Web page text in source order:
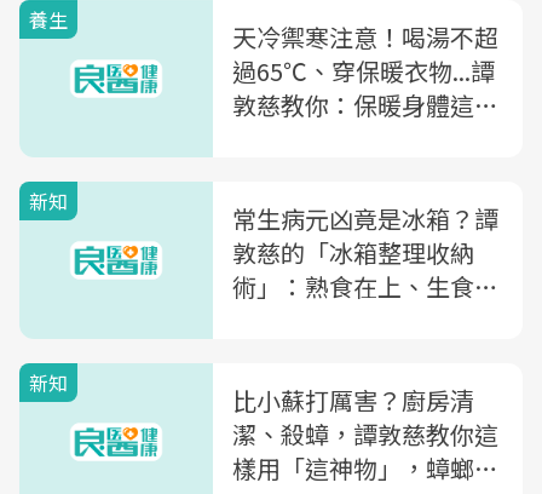
養生
天冷禦寒注意！喝湯不超
過65℃、穿保暖衣物...譚
敦慈教你：保暖身體這3
新知
常生病元凶竟是冰箱？譚
敦慈的「冰箱整理收納
術」：熟食在上、生食放
新知
比小蘇打厲害？廚房清
潔、殺蟑，譚敦慈教你這
樣用「這神物」，蟑螂都